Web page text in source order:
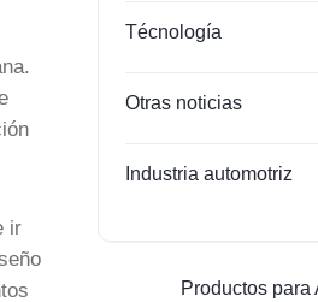
ir
Técnología
Otras noticias
Industria automotriz
Productos para